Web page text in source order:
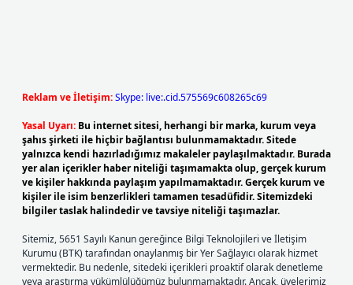
Reklam ve İletişim:Skype: live:.cid.575569c608265c69
Yasal Uyarı: Bu internet sitesi, herhangi bir marka, kurum veya
şahıs şirketi ile hiçbir bağlantısı bulunmamaktadır. Sitede
yalnızca kendi hazırladığımız makaleler paylaşılmaktadır. Burada
yer alan içerikler haber niteliği taşımamakta olup, gerçek kurum
ve kişiler hakkında paylaşım yapılmamaktadır. Gerçek kurum ve
kişiler ile isim benzerlikleri tamamen tesadüfidir. Sitemizdeki
bilgiler taslak halindedir ve tavsiye niteliği taşımazlar.
Sitemiz, 5651 Sayılı Kanun gereğince Bilgi Teknolojileri ve İletişim
Kurumu (BTK) tarafından onaylanmış bir Yer Sağlayıcı olarak hizmet
vermektedir. Bu nedenle, sitedeki içerikleri proaktif olarak denetleme
veya araştırma yükümlülüğümüz bulunmamaktadır. Ancak, üyelerimiz